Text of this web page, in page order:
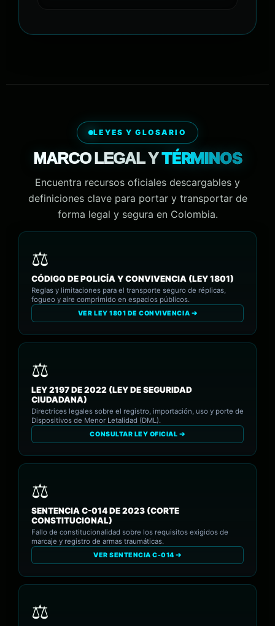
LEYES Y GLOSARIO
MARCO LEGAL YTÉRMINOS
Encuentra recursos oficiales descargables y
definiciones clave para portar y transportar de
forma legal y segura en Colombia.
CÓDIGO DE POLICÍA Y CONVIVENCIA (LEY 1801)
Reglas y limitaciones para el transporte seguro de réplicas,
fogueo y aire comprimido en espacios públicos.
VER LEY 1801 DE CONVIVENCIA ➔
LEY 2197 DE 2022 (LEY DE SEGURIDAD
CIUDADANA)
Directrices legales sobre el registro, importación, uso y porte de
Dispositivos de Menor Letalidad (DML).
CONSULTAR LEY OFICIAL ➔
SENTENCIA C-014 DE 2023 (CORTE
CONSTITUCIONAL)
Fallo de constitucionalidad sobre los requisitos exigidos de
marcaje y registro de armas traumáticas.
VER SENTENCIA C-014 ➔